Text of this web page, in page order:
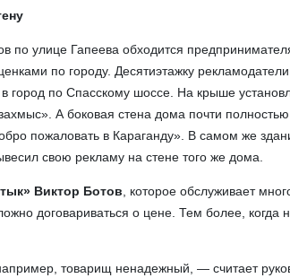
по улице Гапеева обходится
по городу. Десятиэтажку
город по Спасскому шоссе. На крыше
А боковая стена дома почти
пожаловать в Караганду». В самом же
свою рекламу на стене того же дома.
Виктор Ботов , которое обслуживает
договариваться о цене. Тем более, когда
товарищ ненадежный, — считает